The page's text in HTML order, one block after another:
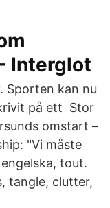
Interglot
Sporten kan nu
på ett Stor
omstart –
"Vi måste
tout.
tangle, clutter,